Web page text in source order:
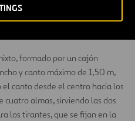
total de 20 m (más dos impostas
dos calzadas, cada una con dos
formado por un cajón
y canto máximo de 1,50 m,
canto desde el centro hacia los
almas, sirviendo las dos
los tirantes, que se fijan en la